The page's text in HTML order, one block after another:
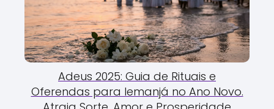
Adeus 2025: Guia de Rituais e
Oferendas para Iemanjá no Ano Novo.